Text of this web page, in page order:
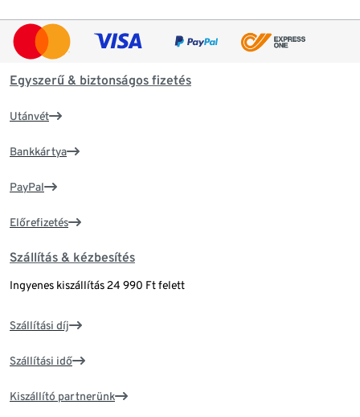
Egyszerű & biztonságos fizetés
Utánvét
Bankkártya
PayPal
Előrefizetés
Szállítás & kézbesítés
Ingyenes kiszállítás 24 990 Ft felett
Szállítási díj
Szállítási idő
Kiszállító partnerünk